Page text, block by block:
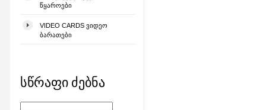
ᲬᲧᲐᲠᲝᲔᲑᲘ
VIDEO CARDS ᲕᲘᲓᲔᲝ
ᲑᲐᲠᲐᲗᲔᲑᲘ
სწრაფი ძებნა